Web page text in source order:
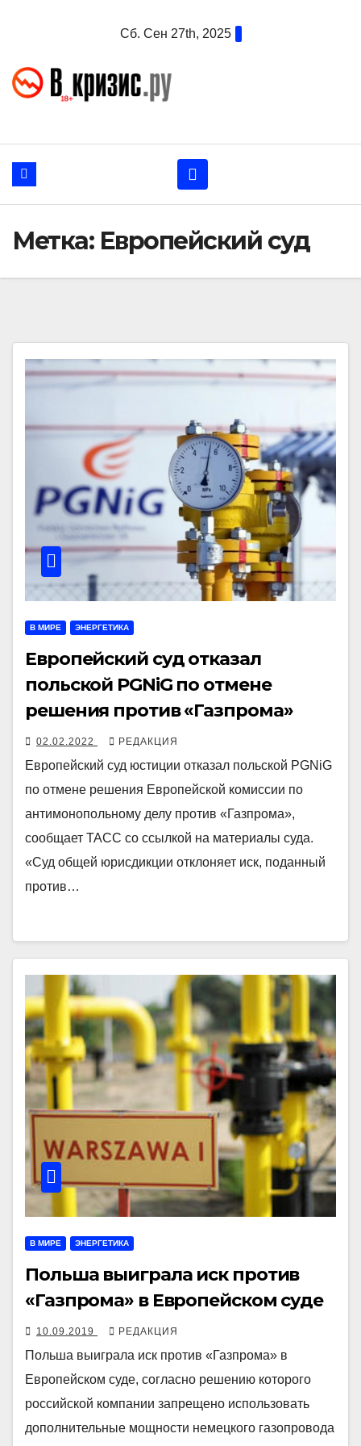
Сб. Сен 27th, 2025
Метка: Европейский суд
В МИРЕ ЭНЕРГЕТИКА
Европейский суд отказал
польской PGNiG по отмене
решения против «Газпрома»
02.02.2022 РЕДАКЦИЯ
Европейский суд юстиции отказал польской PGNiG
по отмене решения Европейской комиссии по
антимонопольному делу против «Газпрома»,
сообщает ТАСС со ссылкой на материалы суда.
«Суд общей юрисдикции отклоняет иск, поданный
против…
В МИРЕ ЭНЕРГЕТИКА
Польша выиграла иск против
«Газпрома» в Европейском суде
10.09.2019 РЕДАКЦИЯ
Польша выиграла иск против «Газпрома» в
Европейском суде, согласно решению которого
российской компании запрещено использовать
дополнительные мощности немецкого газопровода